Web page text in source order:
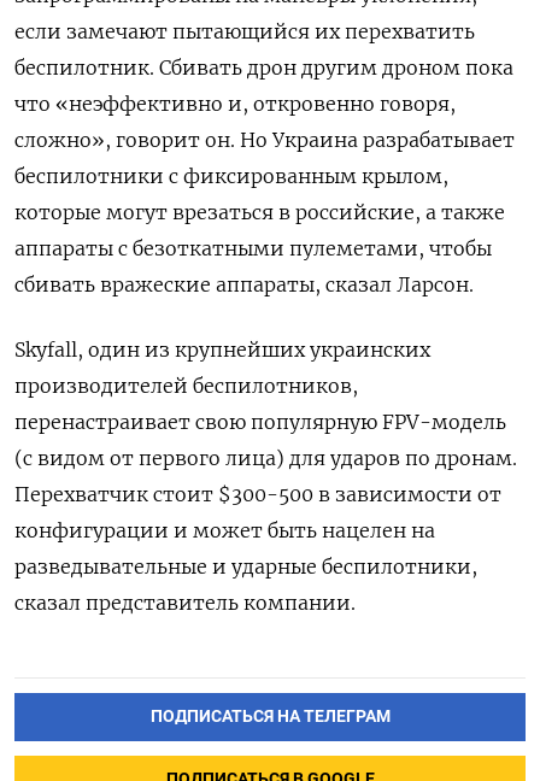
если замечают пытающийся их перехватить
беспилотник. Сбивать дрон другим дроном пока
что «неэффективно и, откровенно говоря,
сложно», говорит он. Но Украина разрабатывает
беспилотники с фиксированным крылом,
которые могут врезаться в российские, а также
аппараты с безоткатными пулеметами, чтобы
сбивать вражеские аппараты, сказал Ларсон.
Skyfall, один из крупнейших украинских
производителей беспилотников,
перенастраивает свою популярную FPV-модель
(с видом от первого лица) для ударов по дронам.
Перехватчик стоит $300-500 в зависимости от
конфигурации и может быть нацелен на
разведывательные и ударные беспилотники,
сказал представитель компании.
ПОДПИСАТЬСЯ НА ТЕЛЕГРАМ